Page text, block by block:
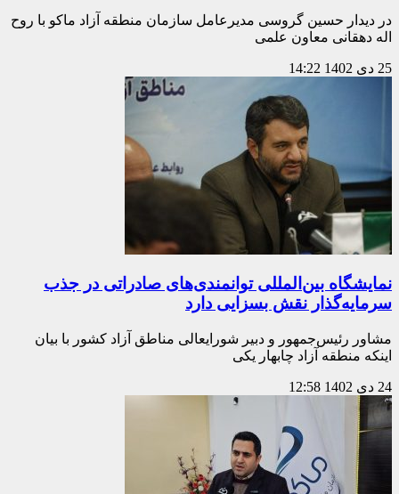
در دیدار حسین گروسی مدیرعامل سازمان منطقه آزاد ماکو با روح
اله دهقانی معاون علمی
25 دی 1402 14:22
نمایشگاه بین‌المللی توانمندی‌های صادراتی در جذب
سرمایه‌گذار نقش بسزایی دارد
مشاور رئیس‌جمهور و دبیر شورایعالی مناطق آزاد کشور با بیان
اینکه منطقه آزاد چابهار یکی
24 دی 1402 12:58